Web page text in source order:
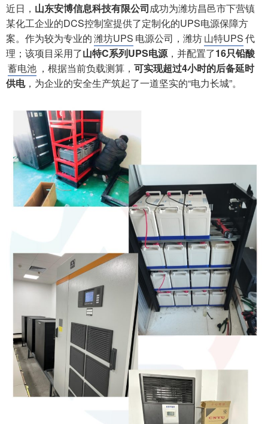
近日， 山东安博信息科技有限公司成功为潍坊昌邑市下营镇
某化工企业的DCS控制室提供了定制化的UPS电源保障方
案。作为较为专业的潍坊UPS 电源公司，潍坊山特UPS代
理；该项目采用了山特C系列UPS电源，并配置了16只铅酸
蓄电池 ，根据当前负载测算， 可实现超过4小时的后备延时
供电，为企业的安全生产筑起了一道坚实的“电力长城”。